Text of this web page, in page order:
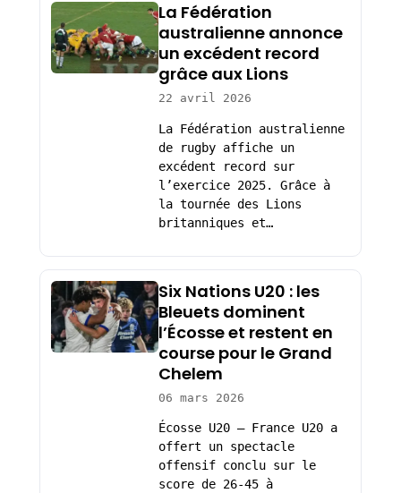
La Fédération
australienne annonce
un excédent record
grâce aux Lions
22 avril 2026
La Fédération australienne
de rugby affiche un
excédent record sur
l’exercice 2025. Grâce à
la tournée des Lions
britanniques et…
Six Nations U20 : les
Bleuets dominent
l’Écosse et restent en
course pour le Grand
Chelem
06 mars 2026
Écosse U20 – France U20 a
offert un spectacle
offensif conclu sur le
score de 26-45 à